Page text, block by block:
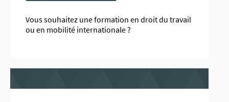
Vous souhaitez une formation en droit du travail
ou en mobilité internationale ?